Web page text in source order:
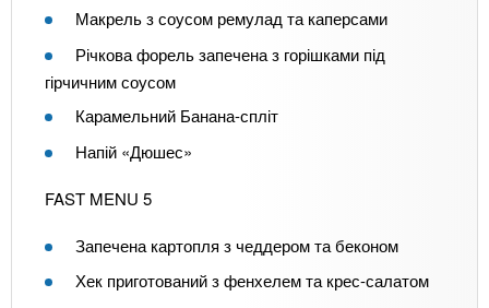
Макрель з соусом ремулад та каперсами
Річкова форель запечена з горішками під
гірчичним соусом
Карамельний Банана-спліт
Напій «Дюшес»
FAST MENU 5
Запечена картопля з чеддером та беконом
Хек приготований з фенхелем та крес-салатом